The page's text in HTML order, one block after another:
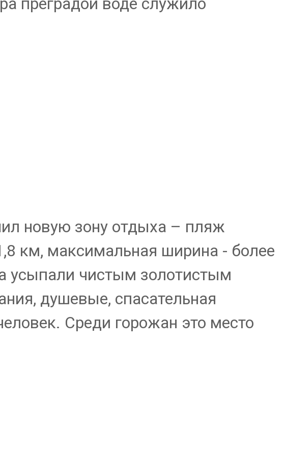
новую зону отдыха – пляж
км, максимальная ширина - более
усыпали чистым золотистым
душевые, спасательная
Среди горожан это место